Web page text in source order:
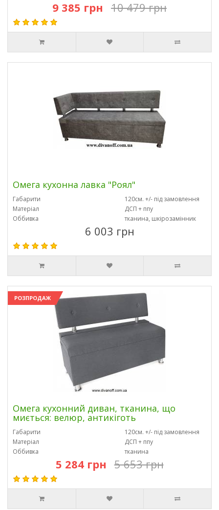
9 385 грн 10 479 грн
Омега кухонна лавка "Роял"
Габарити
120см. +/- під замовлення
Матеріал
ДСП + ппу
Оббивка
тканина, шкірозамінник
6 003 грн
РОЗПРОДАЖ
Омега кухонний диван, тканина, що
миється: велюр, антикіготь
Габарити
120см. +/- під замовлення
Матеріал
ДСП + ппу
Оббивка
тканина
5 284 грн 5 653 грн